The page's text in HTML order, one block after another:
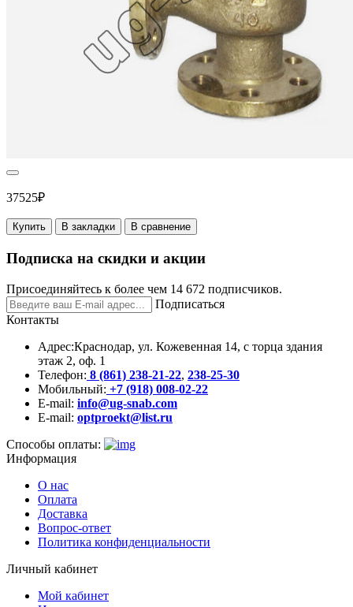
37525₽
Купить В закладки В сравнение
Подписка на скидки и акции
Присоединяйтесь к более чем 14 672 подписчиков.
Подписаться
Контакты
Адрес:Краснодар, ул. Кожевенная 14, с торца здания
этаж 2, оф. 1
Телефон: 8 (861) 238-21-22, 238-25-30
Мобильный: +7 (918) 008-02-22
E-mail: info@ug-snab.com
E-mail: optproekt@list.ru
Способы оплаты:
Информация
О нас
Оплата
Доставка
Вопрос-ответ
Политика конфиденциальности
Личный кабинет
Мой кабинет